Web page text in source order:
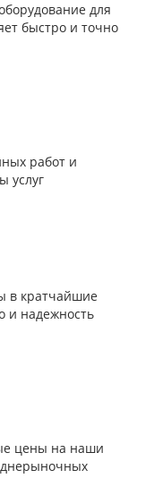
для
быстро и точно
работ и
услуг
в кратчайшие
и надежность
цены на наши